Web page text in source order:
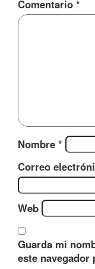
Comentario *
Nombre *
Correo
Web
Guarda mi
este navegador